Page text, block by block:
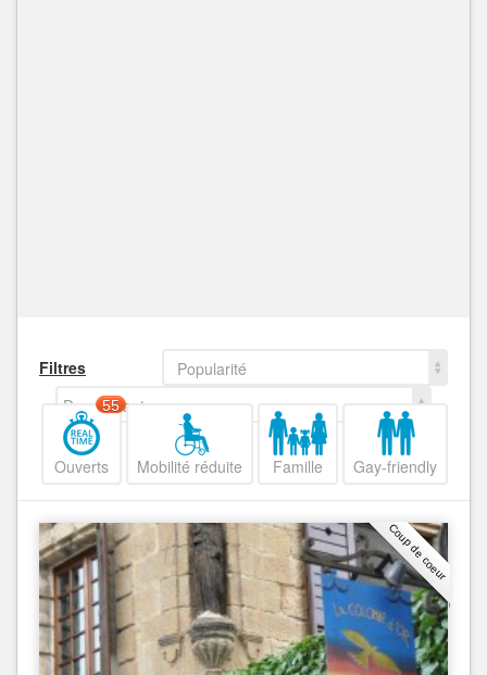
Filtres
Popularité
Decroissant
Ouverts
55
Mobilité réduite Famille Gay-friendly
Coup de coeur